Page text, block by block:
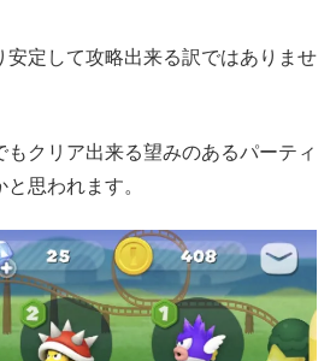
安定して攻略出来る訳ではありませ
クリア出来る望みのあるパーティ
思われます。